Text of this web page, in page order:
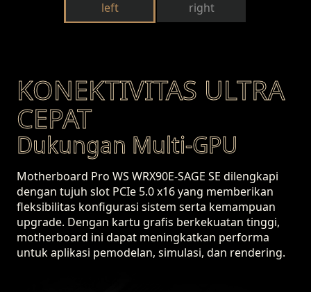
left right
KONEKTIVITAS ULTRA
CEPAT
Dukungan Multi-GPU
Motherboard Pro WS WRX90E-SAGE SE dilengkapi
dengan tujuh slot PCIe 5.0 x16 yang memberikan
fleksibilitas konfigurasi sistem serta kemampuan
upgrade. Dengan kartu grafis berkekuatan tinggi,
motherboard ini dapat meningkatkan performa
untuk aplikasi pemodelan, simulasi, dan rendering.